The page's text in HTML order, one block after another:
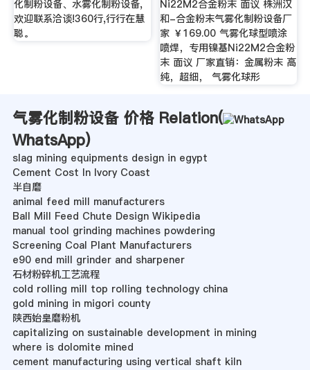
化制粉设备、水雾化制粉设备,
欢迎联系洽谈!360行,行行在慧
聪。
Ni22M2合金粉末 面议 株洲汉
和-合金粉末气雾化制粉设备厂
家 ￥169.00 气雾化球型喷涂
喷焊，专用镍基Ni22M2合金粉
末 面议 厂家直销：金属粉末 高
纯，超细， 气雾化球形
气雾化制粉设备 价格 Relation(
WhatsApp)
slag mining equipments design in egypt
Cement Cost In Ivory Coast
半自磨
animal feed mill manufacturers
Ball Mill Feed Chute Design Wikipedia
manual tool grinding machines powdering
Screening Coal Plant Manufacturers
e90 end mill grinder and sharpener
石材粉碎机工艺流程
cold rolling mill top rolling technology china
gold mining in migori county
陕西始皇磨粉机
capitalizing on sustainable development in mining
where is dolomite mined
cement manufacturing using vertical shaft kiln